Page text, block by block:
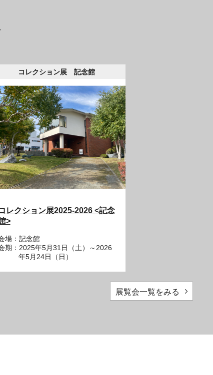
コレクション展 記念館
レクション展2025-2026 <記念
>
場：記念館
期：2025年5月31日（土）～2026
年5月24日（日）
展覧会一覧をみる